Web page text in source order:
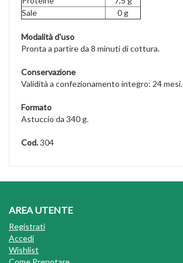
Sale
0 g
Modalità d'uso
Pronta a partire da 8 minuti di cottura.
Conservazione
Validità a confezionamento integro: 24 mesi.
Formato
Astuccio da 340 g.
Cod.304
AREA UTENTE
Registrati
Accedi
Wishlist